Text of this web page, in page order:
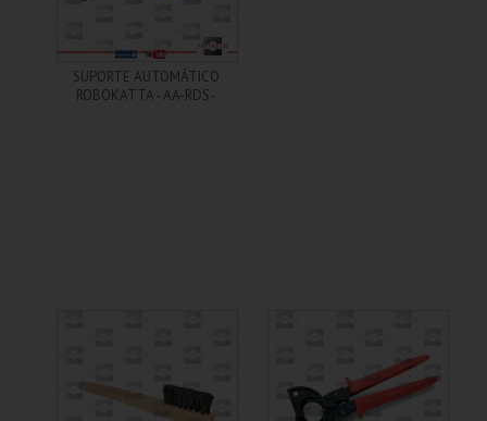
SUPORTE AUTOMÁTICO
ROBOKATTA - AA-RDS-